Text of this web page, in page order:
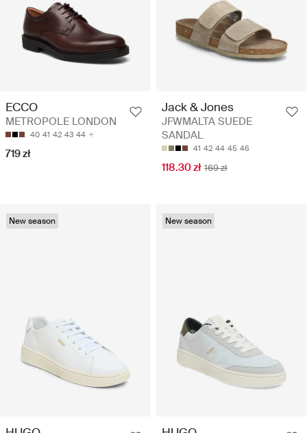
ECCO
METROPOLE LONDON
40 41 42 43 44
719 zł
Jack & Jones
JFWMALTA SUEDE
SANDAL
41 42 44 45 46
118.30 zł 169 zł
New season New season